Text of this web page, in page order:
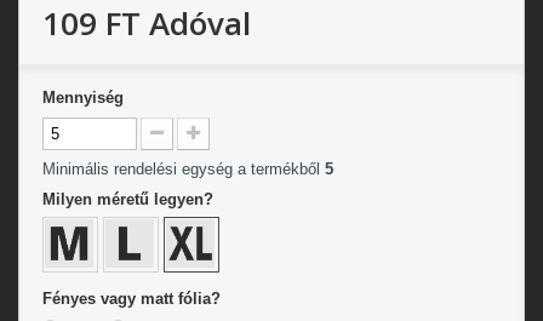
109 FT Adóval
Mennyiség
Minimális rendelési egység a termékből 5
Milyen méretű legyen?
Fényes vagy matt fólia?